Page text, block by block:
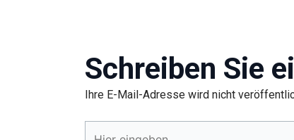
Schreiben Sie
Ihre E-Mail-Adresse wird nicht